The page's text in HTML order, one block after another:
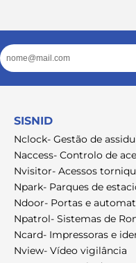
Email
SISNID
Nclock- Gestão de
Naccess- Controlo de
Nvisitor- Acessos
Npark- Parques de
Ndoor- Portas e
Npatrol- Sistemas de
Ncard- Impressoras e
Nview- Vídeo vigilância